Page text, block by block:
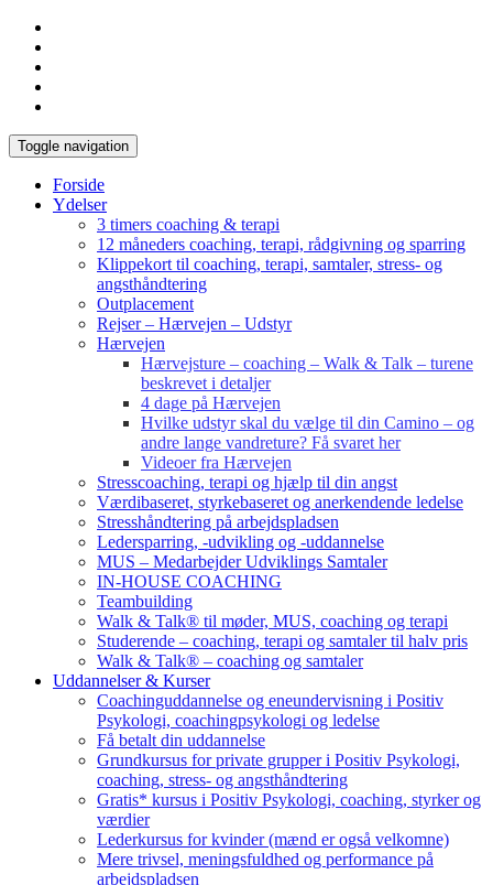
Toggle navigation
Forside
Ydelser
3 timers coaching & terapi
12 måneders coaching, terapi, rådgivning og sparring
Klippekort til coaching, terapi, samtaler, stress- og
angsthåndtering
Outplacement
Rejser – Hærvejen – Udstyr
Hærvejen
Hærvejsture – coaching – Walk & Talk – turene
beskrevet i detaljer
4 dage på Hærvejen
Hvilke udstyr skal du vælge til din Camino – og
andre lange vandreture? Få svaret her
Videoer fra Hærvejen
Stresscoaching, terapi og hjælp til din angst
Værdibaseret, styrkebaseret og anerkendende ledelse
Stresshåndtering på arbejdspladsen
Ledersparring, -udvikling og -uddannelse
MUS – Medarbejder Udviklings Samtaler
IN-HOUSE COACHING
Teambuilding
Walk & Talk® til møder, MUS, coaching og terapi
Studerende – coaching, terapi og samtaler til halv pris
Walk & Talk® – coaching og samtaler
Uddannelser & Kurser
Coachinguddannelse og eneundervisning i Positiv
Psykologi, coachingpsykologi og ledelse
Få betalt din uddannelse
Grundkursus for private grupper i Positiv Psykologi,
coaching, stress- og angsthåndtering
Gratis* kursus i Positiv Psykologi, coaching, styrker og
værdier
Lederkursus for kvinder (mænd er også velkomne)
Mere trivsel, meningsfuldhed og performance på
arbejdspladsen